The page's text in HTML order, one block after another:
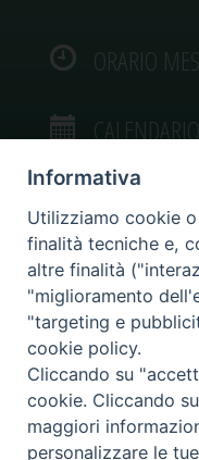
ORARIO
Informativa
Utilizziamo cookie
finalità tecniche e,
altre finalità
"miglioramento
"targeting e
cookie policy.
Cliccando su
cookie. Cliccando
maggiori
personalizzare le